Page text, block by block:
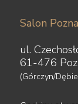
Salon
ul.
61-476
(Górczyn/